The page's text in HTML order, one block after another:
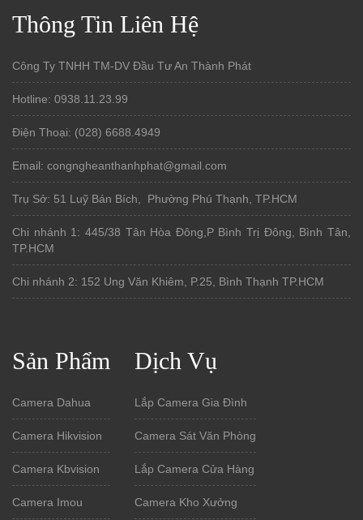
Thông Tin Liên Hệ
Công Ty TNHH TM-DV Đầu Tư An Thành Phát
Hotline: 0938.11.23.99
Điện Thoại: (028) 6688.4949
Email: congngheanthanhphat@gmail.com
Trụ Sở: 51 Luỹ Bán Bích, Phường Phú Thạnh, TP.HCM
Chi nhánh 1: 445/38 Tân Hòa Đông,P Bình Trị Đông, Bình Tân,
TP.HCM
Chi nhánh 2: 152 Ung Văn Khiêm, P.25, Bình Thạnh TP.HCM
Sản Phẩm
Camera Dahua
Camera Hikvision
Camera Kbvision
Camera Imou
Dịch Vụ
Lắp Camera Gia Đình
Camera Sát Văn Phòng
Lắp Camera Cửa Hàng
Camera Kho Xưởng